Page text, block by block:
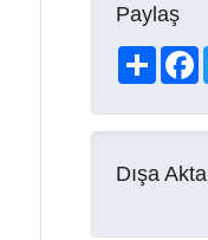
Paylaş
Share
Dışa